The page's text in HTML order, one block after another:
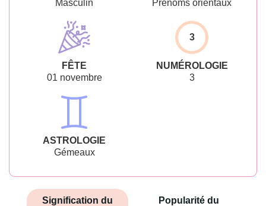
Masculin
Prénoms orientaux
FÊTE
01 novembre
3
NUMÉROLOGIE
3
ASTROLOGIE
Gémeaux
Signification du
Popularité du